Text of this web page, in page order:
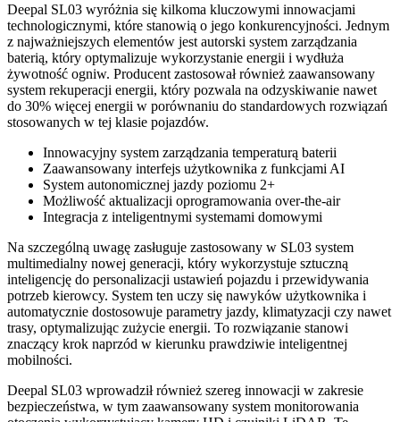
Deepal SL03 wyróżnia się kilkoma kluczowymi innowacjami
technologicznymi, które stanowią o jego konkurencyjności. Jednym
z najważniejszych elementów jest autorski system zarządzania
baterią, który optymalizuje wykorzystanie energii i wydłuża
żywotność ogniw. Producent zastosował również zaawansowany
system rekuperacji energii, który pozwala na odzyskiwanie nawet
do 30% więcej energii w porównaniu do standardowych rozwiązań
stosowanych w tej klasie pojazdów.
Innowacyjny system zarządzania temperaturą baterii
Zaawansowany interfejs użytkownika z funkcjami AI
System autonomicznej jazdy poziomu 2+
Możliwość aktualizacji oprogramowania over-the-air
Integracja z inteligentnymi systemami domowymi
Na szczególną uwagę zasługuje zastosowany w SL03 system
multimedialny nowej generacji, który wykorzystuje sztuczną
inteligencję do personalizacji ustawień pojazdu i przewidywania
potrzeb kierowcy. System ten uczy się nawyków użytkownika i
automatycznie dostosowuje parametry jazdy, klimatyzacji czy nawet
trasy, optymalizując zużycie energii. To rozwiązanie stanowi
znaczący krok naprzód w kierunku prawdziwie inteligentnej
mobilności.
Deepal SL03 wprowadził również szereg innowacji w zakresie
bezpieczeństwa, w tym zaawansowany system monitorowania